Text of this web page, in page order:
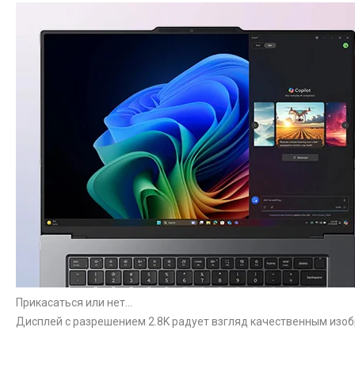
Прикасаться или нет...
Дисплей с разрешением 2.8K радует взгляд качественным